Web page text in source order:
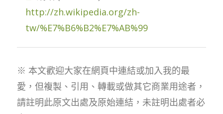
http://zh.wikipedia.org/zh-
tw/%E7%B6%B2%E7%AB%99
※ 本文歡迎大家在網頁中連結或加入我的最
愛，但複製、引用、轉載或做其它商業用途者，
請註明此原文出處及原始連結，未註明出處者必